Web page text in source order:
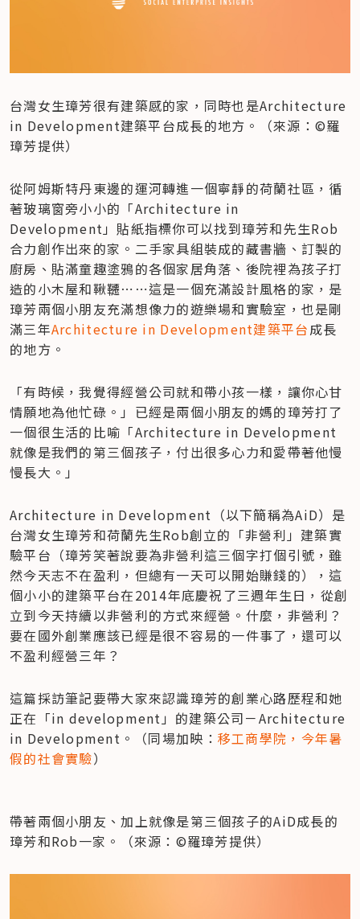
台灣女生璋芳很有建築感的家，同時也是Architecture
in Development建築平台成長的地方。（來源：©羅
璋芳提供）
從阿姆斯特丹東邊的運河轉進一個寧靜的荷蘭社區，循
著玻璃窗旁小小的「Architecture in
Development」貼紙指標你可以找到璋芳和先生Rob
合力創作出來的家。二手家具組裝成的藏書牆、訂製的
廚房、貼滿童趣塗鴉的各個家居角落、後院裡為孩子打
造的小木屋和鞦韆⋯⋯這是一個充滿設計風格的家，是
璋芳兩個小朋友充滿想像力的遊樂場和實驗室，也是剛
滿三年Architecture in Development建築平台成長
的地方。
「有時候，我覺得經營公司就和帶小孩一樣，讓你心甘
情願地為他忙碌。」已經是兩個小朋友的媽的璋芳打了
一個很生活的比喻「Architecture in Development
就像是我們的第三個孩子，付出很多心力和愛帶著他慢
慢長大。」
Architecture in Development（以下簡稱為AiD）是
台灣女生璋芳和荷蘭先生Rob創立的「非營利」建築實
驗平台（璋芳笑著說要為非營利這三個字打個引號，雖
然今天志不在盈利，但總有一天可以開始賺錢的），這
個小小的建築平台在2014年底慶祝了三週年生日，從創
立到今天持續以非營利的方式來經營。什麼，非營利？
要在國外創業應該已經是很不容易的一件事了，還可以
不盈利經營三年？
這篇採訪筆記要帶大家來認識璋芳的創業心路歷程和她
正在「in development」的建築公司－Architecture
in Development。（同場加映： 移工商學院，今年暑
假的社會實驗）
帶著兩個小朋友、加上就像是第三個孩子的AiD成長的
璋芳和Rob一家。（來源：©羅璋芳提供）